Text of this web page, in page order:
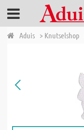
Aduis > Knutselshop